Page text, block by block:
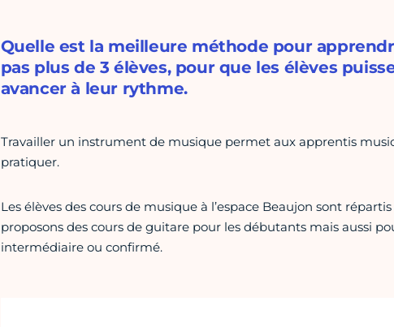
Quelle est la meilleure méthode pour
pas plus de 3 élèves, pour que les élèves
avancer à leur rythme.
Travailler un instrument de musique permet aux apprentis
pratiquer.
Les élèves des cours de musique à l’espace Beaujon sont
proposons des cours de guitare pour les débutants mais aussi
intermédiaire ou confirmé.